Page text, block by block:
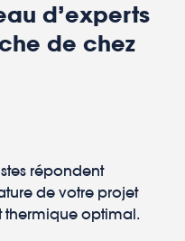
d’experts
de chez
répondent
de votre projet
thermique optimal.